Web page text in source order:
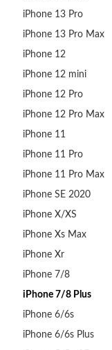
iPhone 13 Pro
iPhone 13 Pro Max
iPhone 12
iPhone 12 mini
iPhone 12 Pro
iPhone 12 Pro Max
iPhone 11
iPhone 11 Pro
iPhone 11 Pro Max
iPhone SE 2020
iPhone X/XS
iPhone Xs Max
iPhone Xr
iPhone 7/8
iPhone 7/8 Plus
iPhone 6/6s
iPhone 6/6s Plus